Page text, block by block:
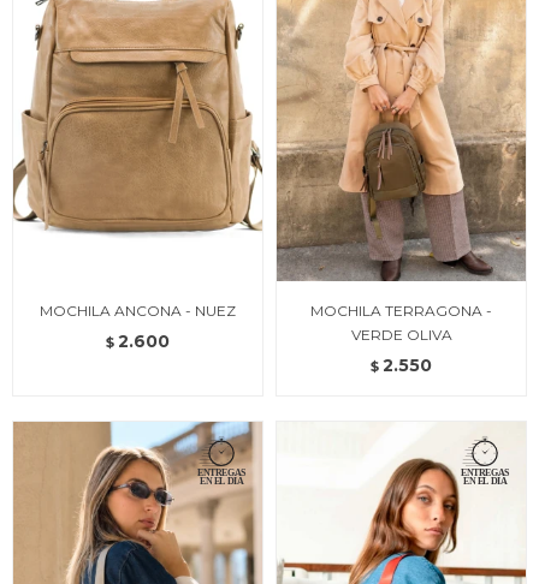
MOCHILA ANCONA - NUEZ
$ 2.600
MOCHILA TERRAGONA -
VERDE OLIVA
$ 2.550